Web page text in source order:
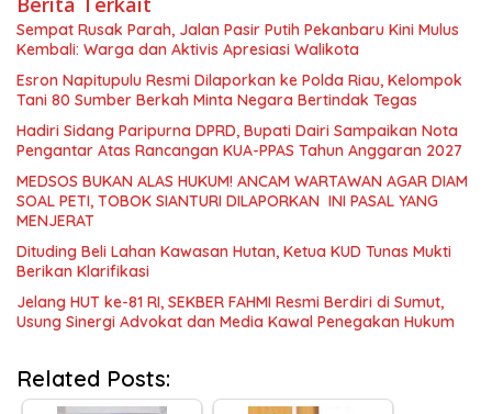
Sempat Rusak Parah, Jalan Pasir Putih Pekanbaru Kini Mulus
Kembali: Warga dan Aktivis Apresiasi Walikota
Esron Napitupulu Resmi Dilaporkan ke Polda Riau, Kelompok
Tani 80 Sumber Berkah Minta Negara Bertindak Tegas
Hadiri Sidang Paripurna DPRD, Bupati Dairi Sampaikan Nota
Pengantar Atas Rancangan KUA-PPAS Tahun Anggaran 2027
MEDSOS BUKAN ALAS HUKUM! ANCAM WARTAWAN AGAR DIAM
SOAL PETI, TOBOK SIANTURI DILAPORKAN INI PASAL YANG
MENJERAT
Dituding Beli Lahan Kawasan Hutan, Ketua KUD Tunas Mukti
Berikan Klarifikasi
Jelang HUT ke-81 RI, SEKBER FAHMI Resmi Berdiri di Sumut,
Usung Sinergi Advokat dan Media Kawal Penegakan Hukum
Related Posts: